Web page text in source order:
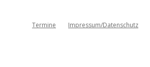
Termine Impressum/Datenschutz